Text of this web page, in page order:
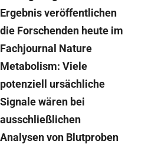
Ergebnis veröffentlichen
die Forschenden heute im
Fachjournal Nature
Metabolism: Viele
potenziell ursächliche
Signale wären bei
ausschließlichen
Analysen von Blutproben